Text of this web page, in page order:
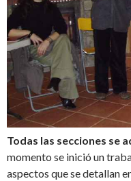
Todas las secciones se
momento se inició un
aspectos que se detallan